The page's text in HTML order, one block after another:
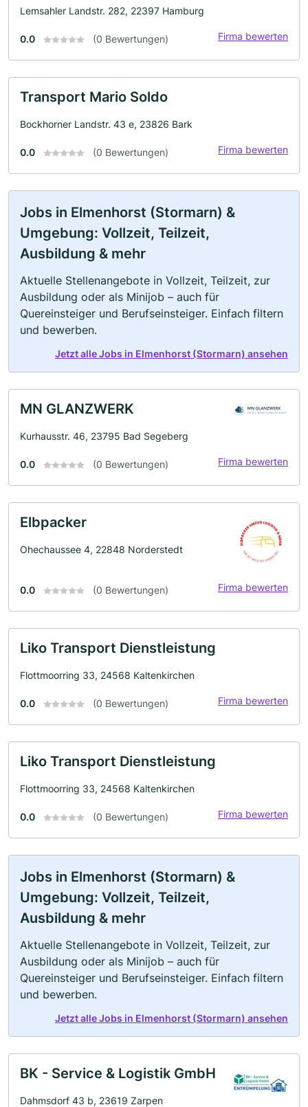
Lemsahler Landstr. 282, 22397 Hamburg
0.0 (0 Bewertungen) Firma bewerten
Transport Mario Soldo
Bockhorner Landstr. 43 e, 23826 Bark
0.0 (0 Bewertungen) Firma bewerten
Jobs in Elmenhorst (Stormarn) &
Umgebung: Vollzeit, Teilzeit,
Ausbildung & mehr
Aktuelle Stellenangebote in Vollzeit, Teilzeit, zur
Ausbildung oder als Minijob – auch für
Quereinsteiger und Berufseinsteiger. Einfach filtern
und bewerben.
Jetzt alle Jobs in Elmenhorst (Stormarn) ansehen
MN GLANZWERK
Kurhausstr. 46, 23795 Bad Segeberg
0.0 (0 Bewertungen) Firma bewerten
Elbpacker
Ohechaussee 4, 22848 Norderstedt
0.0 (0 Bewertungen) Firma bewerten
Liko Transport Dienstleistung
Flottmoorring 33, 24568 Kaltenkirchen
0.0 (0 Bewertungen) Firma bewerten
Liko Transport Dienstleistung
Flottmoorring 33, 24568 Kaltenkirchen
0.0 (0 Bewertungen) Firma bewerten
Jobs in Elmenhorst (Stormarn) &
Umgebung: Vollzeit, Teilzeit,
Ausbildung & mehr
Aktuelle Stellenangebote in Vollzeit, Teilzeit, zur
Ausbildung oder als Minijob – auch für
Quereinsteiger und Berufseinsteiger. Einfach filtern
und bewerben.
Jetzt alle Jobs in Elmenhorst (Stormarn) ansehen
BK - Service & Logistik GmbH
Dahmsdorf 43 b, 23619 Zarpen